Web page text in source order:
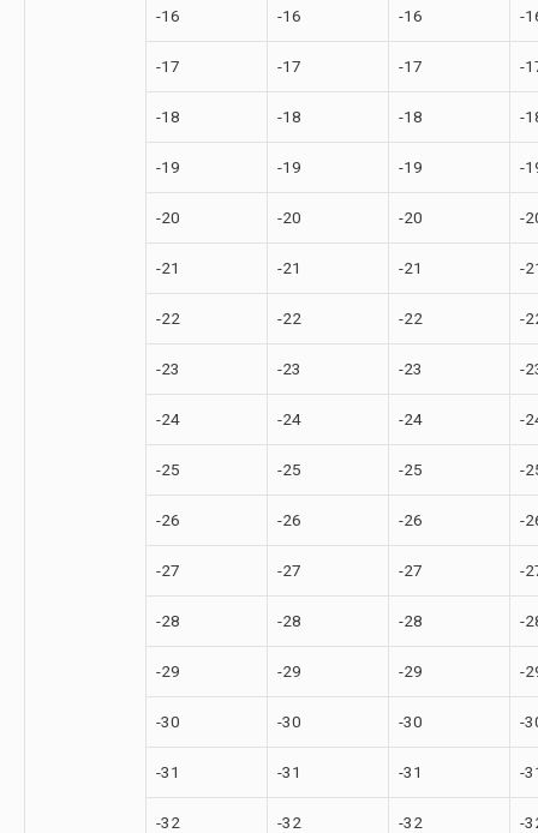
-16 -16 -16 -
-17 -17 -17 -
-18 -18 -18 -
-19 -19 -19 -
-20 -20 -20 -
-21 -21 -21 -
-22 -22 -22 -
-23 -23 -23 -
-24 -24 -24 -
-25 -25 -25 -
-26 -26 -26 -
-27 -27 -27 -
-28 -28 -28 -
-29 -29 -29 -
-30 -30 -30 -
-31 -31 -31 -
-32 -32 -32 -